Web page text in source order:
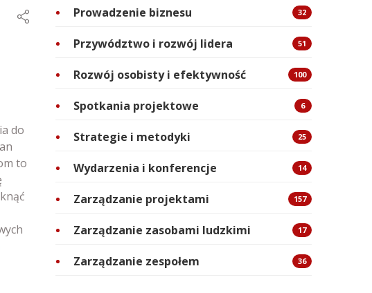
do
to
Prowadzenie biznesu 32
Przywództwo i rozwój lidera 51
Rozwój osobisty i efektywność 100
Spotkania projektowe 6
Strategie i metodyki 25
Wydarzenia i konferencje 14
Zarządzanie projektami 157
Zarządzanie zasobami ludzkimi 17
Zarządzanie zespołem 36